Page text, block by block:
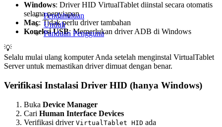
Pendahuluan
Unduh
Panduan Pengguna
Windows: Driver HID VirtualTablet diinstal secara otomatis
selama penyiapan
Mac: Tidak perlu driver tambahan
Koneksi USB: Memerlukan driver ADB di Windows
💡
Selalu mulai ulang komputer Anda setelah menginstal VirtualTablet
Server untuk memastikan driver dimuat dengan benar.
Verifikasi Instalasi Driver HID (hanya Windows)
Buka Device Manager
Cari Human Interface Devices
Verifikasi driver VirtualTablet HID ada